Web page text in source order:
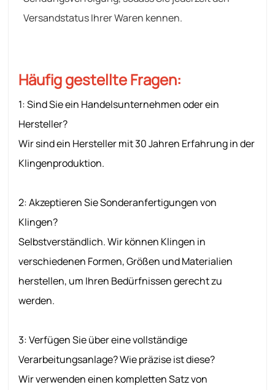
Versandstatus Ihrer Waren kennen.
Häufig gestellte Fragen:
1: Sind Sie ein Handelsunternehmen oder ein
Hersteller?
Wir sind ein Hersteller mit 30 Jahren Erfahrung in der
Klingenproduktion.
2: Akzeptieren Sie Sonderanfertigungen von
Klingen?
Selbstverständlich. Wir können Klingen in
verschiedenen Formen, Größen und Materialien
herstellen, um Ihren Bedürfnissen gerecht zu
werden.
3: Verfügen Sie über eine vollständige
Verarbeitungsanlage? Wie präzise ist diese?
Wir verwenden einen kompletten Satz von